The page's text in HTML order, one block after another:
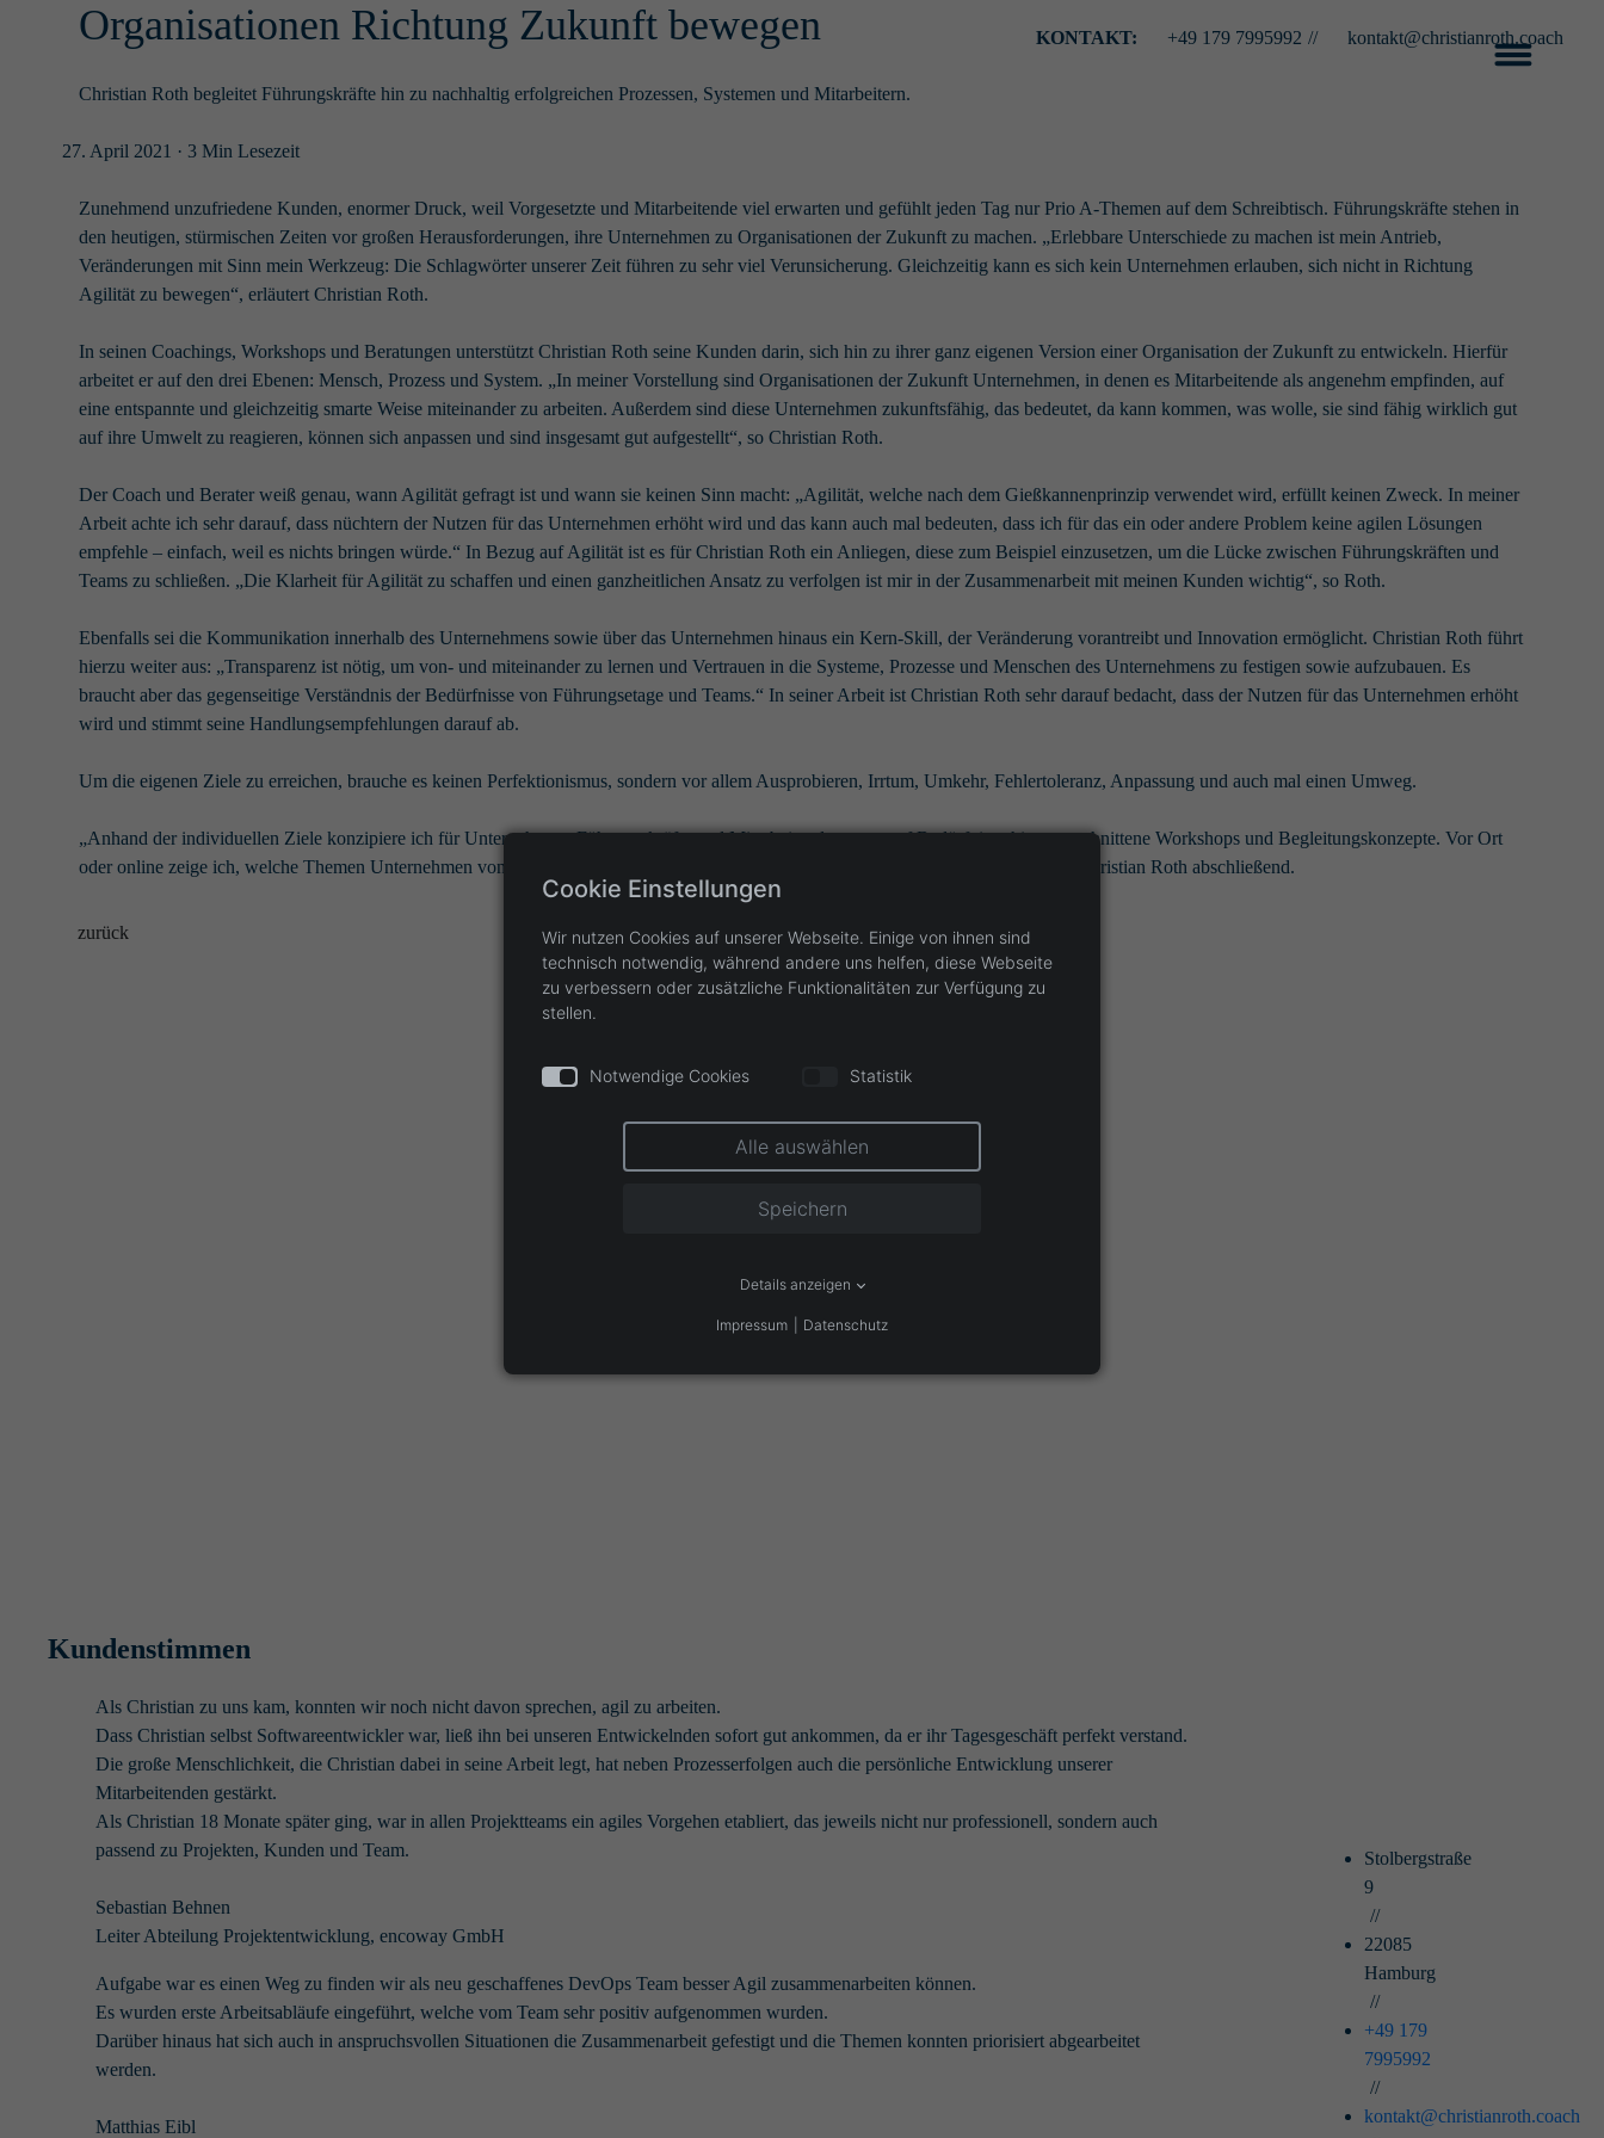
KONTAKT: +49 179 7995992 // kontakt@christianroth.coach
Organisationen Richtung Zukunft bewegen
Christian Roth begleitet Führungskräfte hin zu nachhaltig erfolgreichen Prozessen, Systemen und Mitarbeitern.
27. April 2021 · 3 Min Lesezeit
Zunehmend unzufriedene Kunden, enormer Druck, weil Vorgesetzte und Mitarbeitende viel erwarten und gefühlt jeden Tag nur Prio A-Themen auf dem Schreibtisch. Führungskräfte stehen in
den heutigen, stürmischen Zeiten vor großen Herausforderungen, ihre Unternehmen zu Organisationen der Zukunft zu machen. „Erlebbare Unterschiede zu machen ist mein Antrieb,
Veränderungen mit Sinn mein Werkzeug: Die Schlagwörter unserer Zeit führen zu sehr viel Verunsicherung. Gleichzeitig kann es sich kein Unternehmen erlauben, sich nicht in Richtung
Agilität zu bewegen“, erläutert Christian Roth.
In seinen Coachings, Workshops und Beratungen unterstützt Christian Roth seine Kunden darin, sich hin zu ihrer ganz eigenen Version einer Organisation der Zukunft zu entwickeln. Hierfür
arbeitet er auf den drei Ebenen: Mensch, Prozess und System. „In meiner Vorstellung sind Organisationen der Zukunft Unternehmen, in denen es Mitarbeitende als angenehm empfinden, auf
eine entspannte und gleichzeitig smarte Weise miteinander zu arbeiten. Außerdem sind diese Unternehmen zukunftsfähig, das bedeutet, da kann kommen, was wolle, sie sind fähig wirklich gut
auf ihre Umwelt zu reagieren, können sich anpassen und sind insgesamt gut aufgestellt“, so Christian Roth.
Der Coach und Berater weiß genau, wann Agilität gefragt ist und wann sie keinen Sinn macht: „Agilität, welche nach dem Gießkannenprinzip verwendet wird, erfüllt keinen Zweck. In meiner
Arbeit achte ich sehr darauf, dass nüchtern der Nutzen für das Unternehmen erhöht wird und das kann auch mal bedeuten, dass ich für das ein oder andere Problem keine agilen Lösungen
empfehle – einfach, weil es nichts bringen würde.“ In Bezug auf Agilität ist es für Christian Roth ein Anliegen, diese zum Beispiel einzusetzen, um die Lücke zwischen Führungskräften und
Teams zu schließen. „Die Klarheit für Agilität zu schaffen und einen ganzheitlichen Ansatz zu verfolgen ist mir in der Zusammenarbeit mit meinen Kunden wichtig“, so Roth.
Ebenfalls sei die Kommunikation innerhalb des Unternehmens sowie über das Unternehmen hinaus ein Kern-Skill, der Veränderung vorantreibt und Innovation ermöglicht. Christian Roth führt
hierzu weiter aus: „Transparenz ist nötig, um von- und miteinander zu lernen und Vertrauen in die Systeme, Prozesse und Menschen des Unternehmens zu festigen sowie aufzubauen. Es
braucht aber das gegenseitige Verständnis der Bedürfnisse von Führungsetage und Teams.“ In seiner Arbeit ist Christian Roth sehr darauf bedacht, dass der Nutzen für das Unternehmen erhöht
wird und stimmt seine Handlungsempfehlungen darauf ab.
Um die eigenen Ziele zu erreichen, brauche es keinen Perfektionismus, sondern vor allem Ausprobieren, Irrtum, Umkehr, Fehlertoleranz, Anpassung und auch mal einen Umweg.
„Anhand der individuellen Ziele konzipiere ich für Unternehmen, Führungskräfte und Mitarbeitende genau auf Bedürfnisse hin zugeschnittene Workshops und Begleitungskonzepte. Vor Ort
oder online zeige ich, welche Themen Unternehmen von Interesse sein könnten und gehe intensiv auf diese Thematiken ein“, erklärt Christian Roth abschließend.
zurück
Kundenstimmen
Als Christian zu uns kam, konnten wir noch nicht davon sprechen, agil zu arbeiten.
Dass Christian selbst Softwareentwickler war, ließ ihn bei unseren Entwickelnden sofort gut ankommen, da er ihr Tagesgeschäft perfekt verstand.
Die große Menschlichkeit, die Christian dabei in seine Arbeit legt, hat neben Prozesserfolgen auch die persönliche Entwicklung unserer
Mitarbeitenden gestärkt.
Als Christian 18 Monate später ging, war in allen Projektteams ein agiles Vorgehen etabliert, das jeweils nicht nur professionell, sondern auch
passend zu Projekten, Kunden und Team.
Sebastian Behnen
Leiter Abteilung Projektentwicklung, encoway GmbH
Aufgabe war es einen Weg zu finden wir als neu geschaffenes DevOps Team besser Agil zusammenarbeiten können.
Es wurden erste Arbeitsabläufe eingeführt, welche vom Team sehr positiv aufgenommen wurden.
Darüber hinaus hat sich auch in anspruchsvollen Situationen die Zusammenarbeit gefestigt und die Themen konnten priorisiert abgearbeitet
werden.
Matthias Eibl
Stolbergstraße
9
//
22085
Hamburg
//
+49 179
7995992
//
kontakt@christianroth.coach
Cookie Einstellungen
Wir nutzen Cookies auf unserer Webseite. Einige von ihnen sind
technisch notwendig, während andere uns helfen, diese Webseite
zu verbessern oder zusätzliche Funktionalitäten zur Verfügung zu
stellen.
Notwendige Cookies Statistik
Alle auswählen
Speichern
Details anzeigen
Impressum Datenschutz